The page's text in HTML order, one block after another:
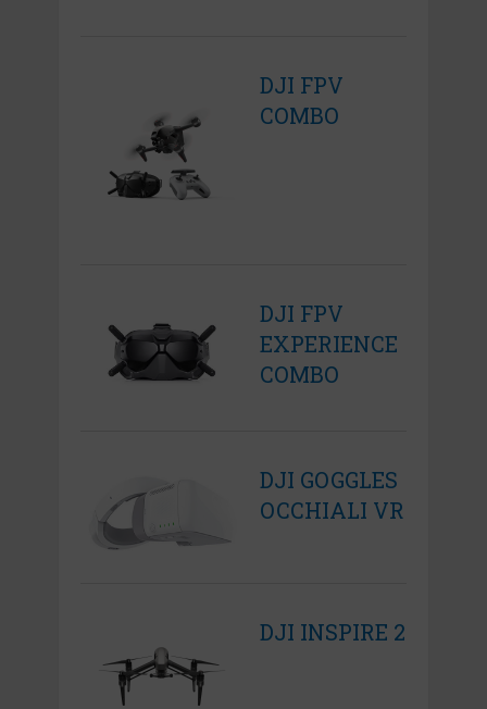
DJI FPV
COMBO
DJI FPV
EXPERIENCE
COMBO
DJI GOGGLES
OCCHIALI VR
DJI INSPIRE 2